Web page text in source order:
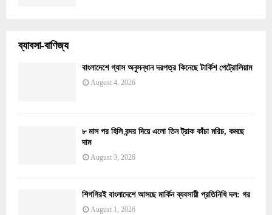
ব্যাবসা-বাণিজ্য
বাংলাদেশে গ্যাস অনুসন্ধান দরপত্র কিনেছে টার্কিশ পেট্রোলিয়াম
August 4, 2026
৮ মাস পর হিলি বন্দর দিয়ে এলো তিন ট্রাক কাঁচা মরিচ, কমছে
দাম
August 3, 2026
শিগগিরই বাংলাদেশে আসছে মার্কিন ব্যবসায়ী প্রতিনিধি দল: গর
August 1, 2026